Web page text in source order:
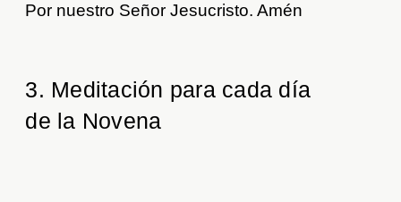
Por nuestro Señor Jesucristo. Amén
3. Meditación para cada día
de la Novena